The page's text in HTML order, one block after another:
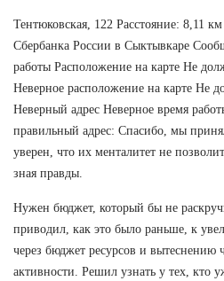
Тентюковская, 122 Расстояние: 8,11
Сбербанка России в Сыктывкаре
работы Расположение на карте Не
Неверное расположение на карте Не
Неверный адрес Неверное время
правильный адрес: Спасибо, мы
уверен, что их менталитет не
зная правды.
Нужен бюджет, который бы не
приводил, как это было раньше, к
через бюджет ресурсов и вытеснению
активности. Решил узнать у тех, кто